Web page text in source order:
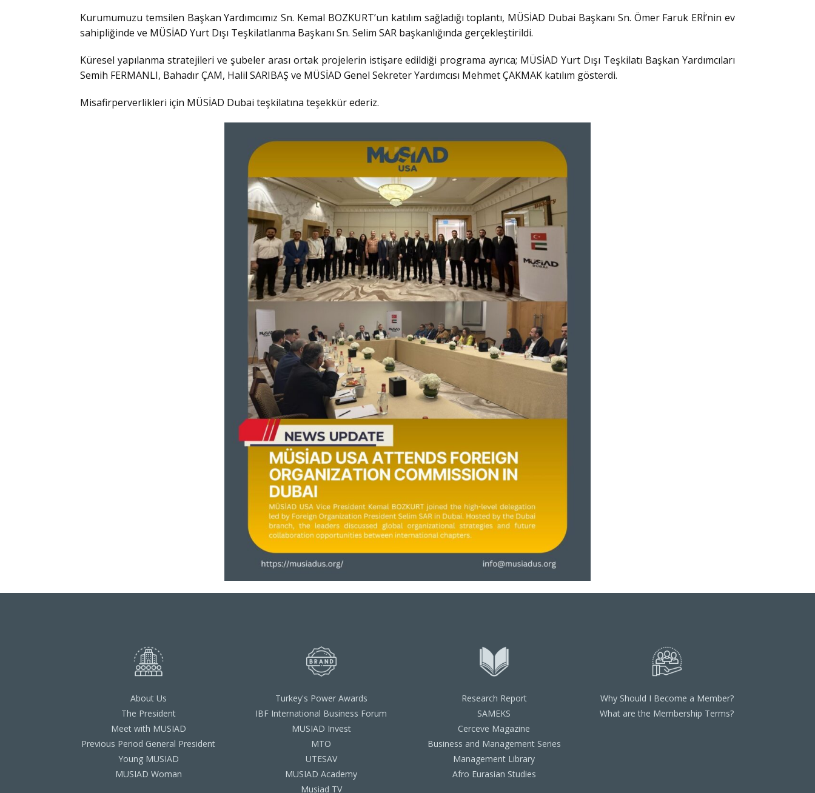
Kurumumuzu temsilen Başkan Yardımcımız Sn. Kemal BOZKURT’un katılım sağladığı toplantı, MÜSİAD Dubai Başkanı Sn. Ömer Faruk ERİ’nin ev
sahipliğinde ve MÜSİAD Yurt Dışı Teşkilatlanma Başkanı Sn. Selim SAR başkanlığında gerçekleştirildi.
Küresel yapılanma stratejileri ve şubeler arası ortak projelerin istişare edildiği programa ayrıca; MÜSİAD Yurt Dışı Teşkilatı Başkan Yardımcıları
Semih FERMANLI, Bahadır ÇAM, Halil SARIBAŞ ve MÜSİAD Genel Sekreter Yardımcısı Mehmet ÇAKMAK katılım gösterdi.
Misafirperverlikleri için MÜSİAD Dubai teşkilatına teşekkür ederiz.
About Us
The President
Meet with MUSIAD
Previous Period General President
Young MUSIAD
MUSIAD Woman
Turkey's Power Awards
IBF International Business Forum
MUSIAD Invest
MTO
UTESAV
MUSIAD Academy
Musiad TV
Research Report
SAMEKS
Cerceve Magazine
Business and Management Series
Management Library
Afro Eurasian Studies
Why Should I Become a Member?
What are the Membership Terms?